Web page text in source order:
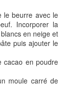
le beurre avec le
Incorporer la
en neige et
puis ajouter le
cacao en poudre
moule carré de